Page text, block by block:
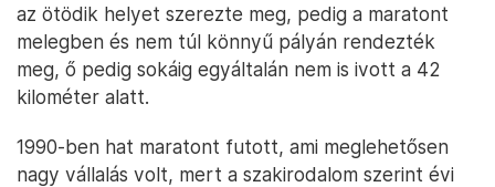
az ötödik helyet szerezte meg, pedig a maratont
melegben és nem túl könnyű pályán rendezték
meg, ő pedig sokáig egyáltalán nem is ivott a 42
kilométer alatt.
1990-ben hat maratont futott, ami meglehetősen
nagy vállalás volt, mert a szakirodalom szerint évi